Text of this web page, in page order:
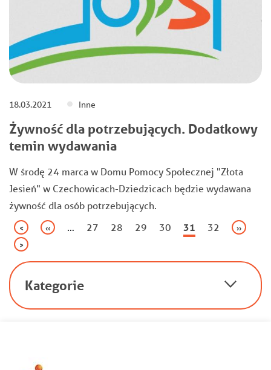
18.03.2021 Inne
Żywność dla potrzebujących. Dodatkowy
temin wydawania
W środę 24 marca w Domu Pomocy Społecznej "Złota
Jesień" w Czechowicach-Dziedzicach będzie wydawana
żywność dla osób potrzebujących.
Stronicowanie
Pierwsza
strona
<
Poprzednia
‹‹ … Page
27 Page
28 Page
29 Page
30
Bieżąca
31 Page
32
Następna
››
Ostatnia
>
Kategorie